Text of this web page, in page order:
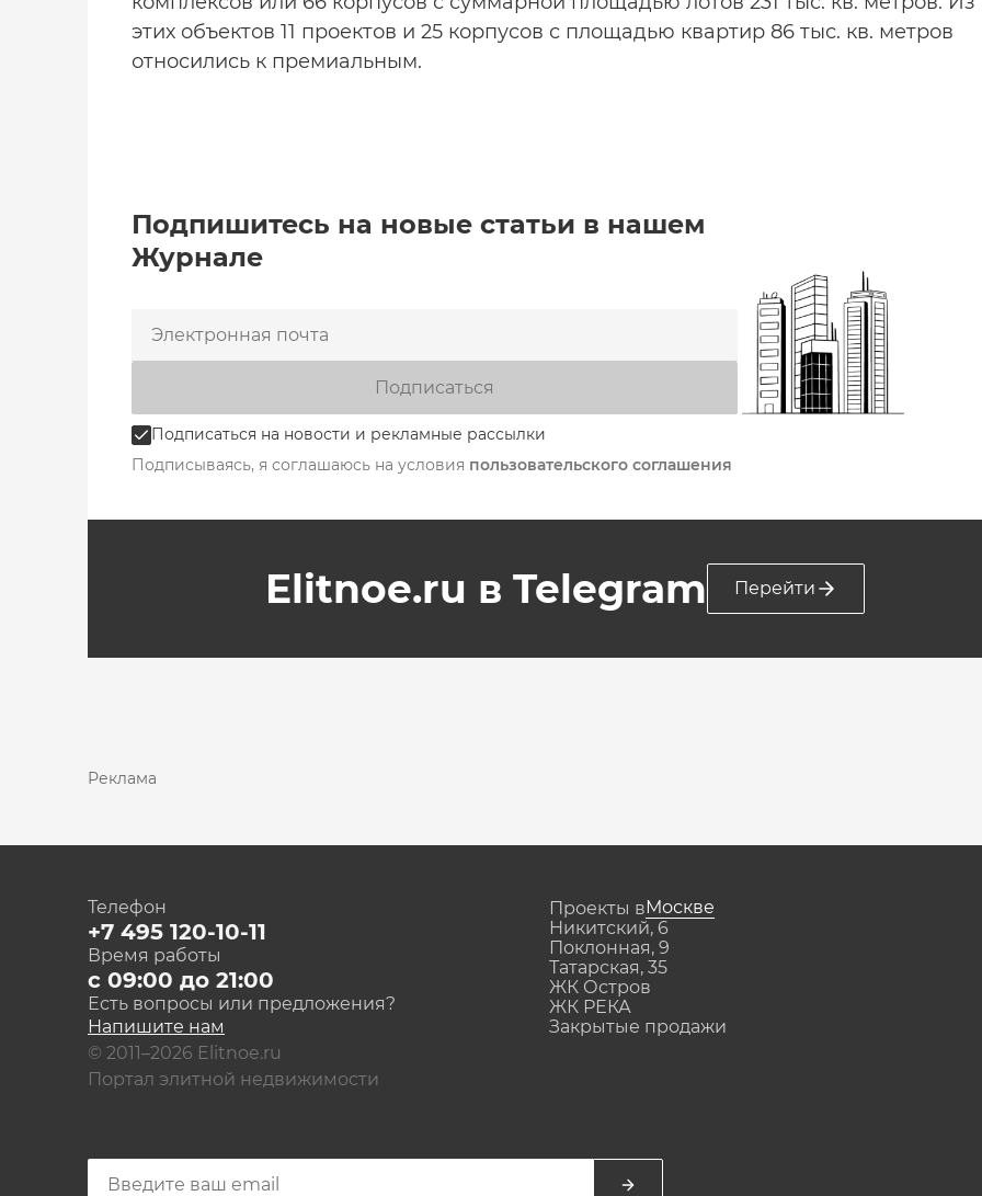
этих объектов 11 проектов и 25 корпусов с площадью квартир 86 тыс. кв. метров
относились к премиальным.
Подпишитесь на новые статьи в нашем
Журнале
Подписаться на новости и рекламные рассылки
Подписаться
Подписываясь, я соглашаюсь на условия пользовательского соглашения
Elitnoe.ru в Telegram Перейти
Реклама
Телефон
+7 495 120-10-11
Время работы
с 09:00 до 21:00
Есть вопросы или предложения?
Напишите нам
© 2011–2026 Elitnoe.ru
Портал элитной недвижимости
Проекты вМоскве
Никитский, 6
Поклонная, 9
Татарская, 35
ЖК Остров
ЖК РЕКА
Закрытые продажи